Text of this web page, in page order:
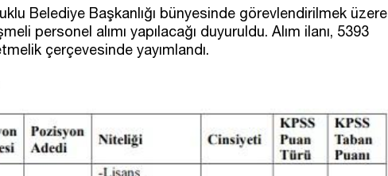
Belediye Başkanlığı bünyesinde görevlendirilmek üzere
personel alımı yapılacağı duyuruldu. Alım ilanı, 5393
çerçevesinde yayımlandı.